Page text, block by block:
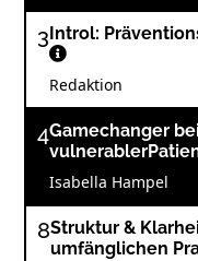
3 Introl:
Redaktion
4Gamechanger
Isabella Hampel
8Struktur &
umfänglichen